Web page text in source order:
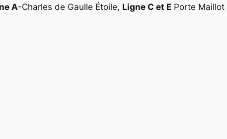
A-Charles de Gaulle Étoile, Ligne C et E Porte Maillot